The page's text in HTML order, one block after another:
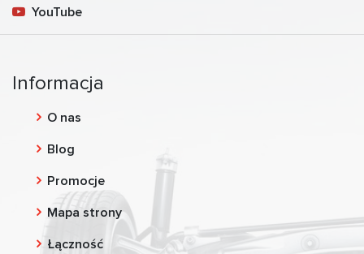
YouTube
Informacja
O nas
Blog
Promocje
Mapa strony
Łączność